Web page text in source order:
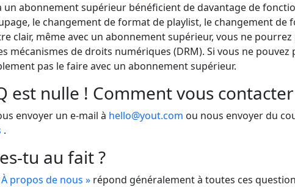
un abonnement supérieur bénéficient de davantage de
le changement de format de playlist, le changement de
clair, même avec un abonnement supérieur, vous ne
mécanismes de droits numériques (DRM). Si vous ne
pas le faire avec un abonnement supérieur.
est nulle ! Comment vous
envoyer un e-mail à hello@yout.com ou nous envoyer du
.
tu au fait ?
propos de nous » répond généralement à toutes ces